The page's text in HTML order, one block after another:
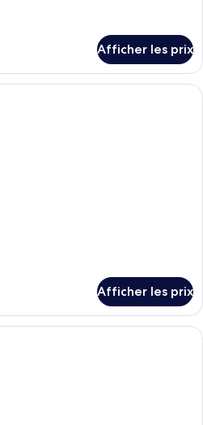
Afficher les prix
Chambre | Coffre-fort, rideaux
Afficher les prix
Coffre-fort, rideaux